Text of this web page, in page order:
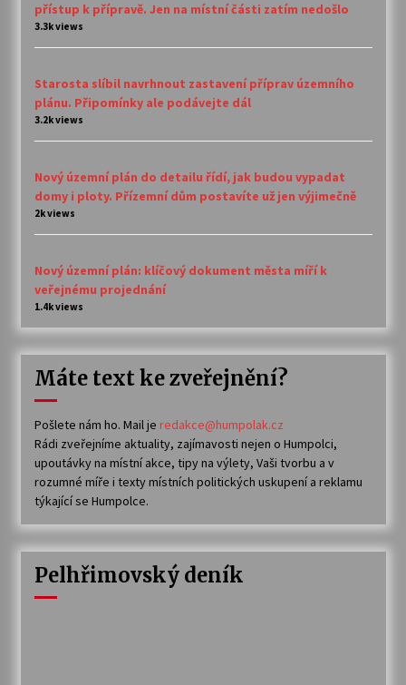
přístup k přípravě. Jen na místní části zatím nedošlo
3.3k views
Starosta slíbil navrhnout zastavení příprav územního
plánu. Připomínky ale podávejte dál
3.2k views
Nový územní plán do detailu řídí, jak budou vypadat
domy i ploty. Přízemní dům postavíte už jen výjimečně
2k views
Nový územní plán: klíčový dokument města míří k
veřejnému projednání
1.4k views
Máte text ke zveřejnění?
Pošlete nám ho. Mail je redakce@humpolak.cz
Rádi zveřejníme aktuality, zajímavosti nejen o Humpolci,
upoutávky na místní akce, tipy na výlety, Vaši tvorbu a v
rozumné míře i texty místních politických uskupení a reklamu
týkající se Humpolce.
Pelhřimovský deník